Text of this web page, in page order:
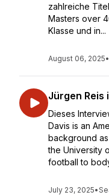
zahlreiche
Masters over
Klasse und in...
August 06, 2025•
Jürgen Reis
Dieses
Davis is an
background
the University
football to
July 23, 2025•